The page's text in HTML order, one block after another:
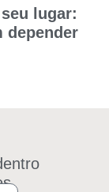
lugar:
depender